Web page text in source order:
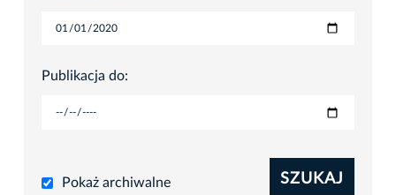
Publikacja do:
Pokaż archiwalne SZUKAJ